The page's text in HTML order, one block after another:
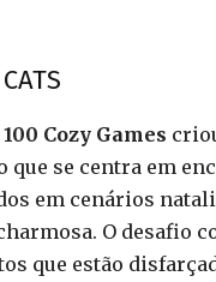
100 Cozy Games
que se centra em
em cenários
O desafio
que estão